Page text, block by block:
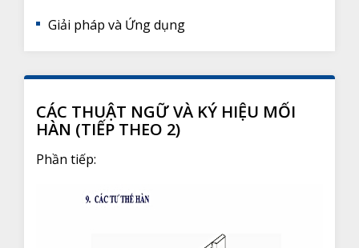
Giải pháp và Ứng dụng
CÁC THUẬT NGỮ VÀ KÝ HIỆU MỐI
HÀN (TIẾP THEO 2)
Phần tiếp: